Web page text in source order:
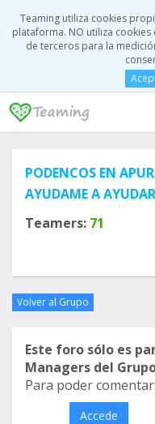
Teaming utiliza cookies
plataforma. NO utiliza
de terceros para la
PODENCOS EN
AYUDAME A
Teamers: 71
Volver al Grupo
Este foro sólo es
Managers del
Para poder comentar:
Accede